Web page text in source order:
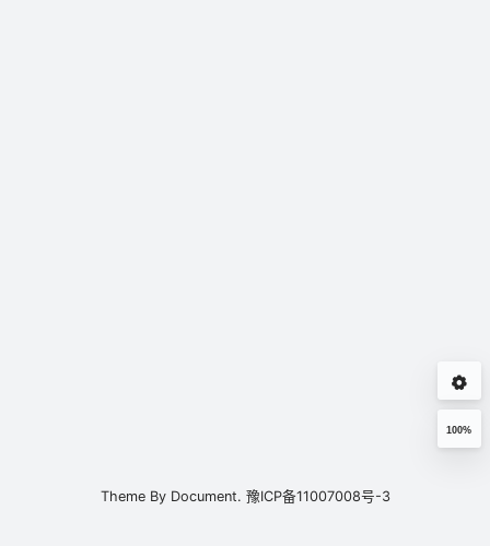
100%
Theme By Document. 豫ICP备11007008号-3